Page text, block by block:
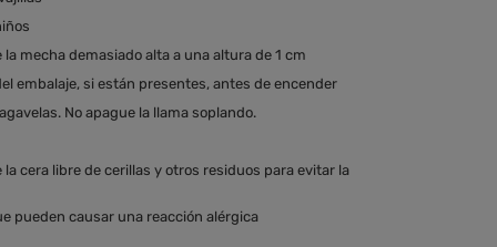
mecha demasiado alta a una altura de 1 cm
embalaje, si están presentes, antes de encender
No apague la llama soplando.
cera libre de cerillas y otros residuos para evitar la
pueden causar una reacción alérgica